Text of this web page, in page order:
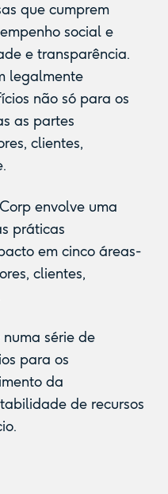
que cumprem
social e
e transparência.
legalmente
não só para os
as partes
clientes,
envolve uma
práticas
em cinco áreas-
clientes,
série de
para os
da
de recursos